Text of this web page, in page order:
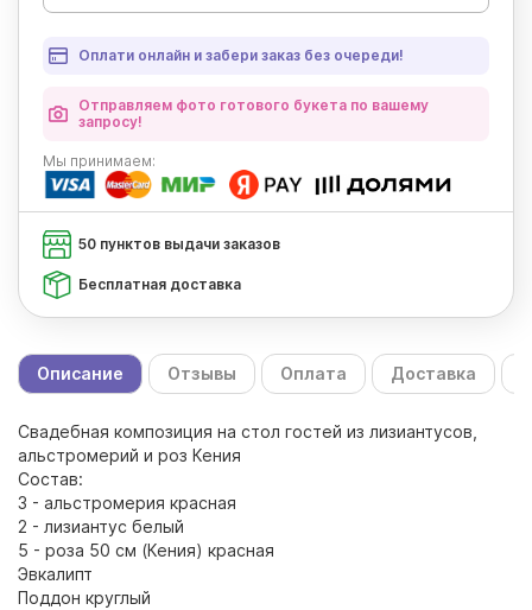
Оплати онлайн и забери заказ без очереди!
Отправляем фото готового букета по вашему
запросу!
Мы принимаем:
50 пунктов выдачи заказов
Бесплатная доставка
Описание Отзывы Оплата Доставка
Свадебная композиция на стол гостей из лизиантусов,
альстромерий и роз Кения
Состав:
3 - альстромерия красная
2 - лизиантус белый
5 - роза 50 см (Кения) красная
Эвкалипт
Поддон круглый